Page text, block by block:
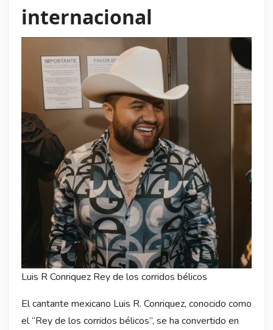
internacional
Luis R Conriquez Rey de los corridos bélicos
El cantante mexicano Luis R. Conriquez, conocido como
el “Rey de los corridos bélicos”, se ha convertido en